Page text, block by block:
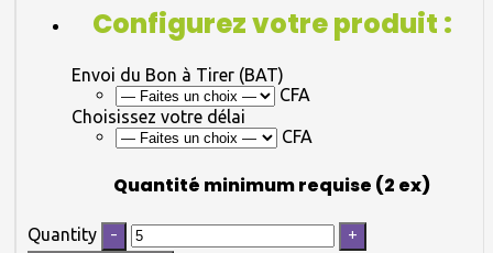
Configurez votre produit :
Envoi du Bon à Tirer (BAT)
CFA
Choisissez votre délai
CFA
Quantité minimum requise (2 ex)
Quantity